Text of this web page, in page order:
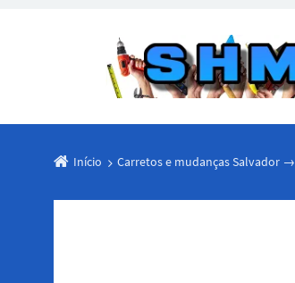
Início Carretos e mudanças Salvador →